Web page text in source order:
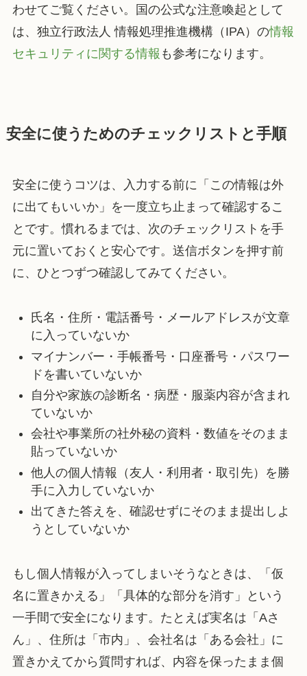
わせてご覧ください。国の公式な注意喚起として
は、独立行政法人 情報処理推進機構（IPA）の情報
セキュリティに関する情報 も参考になります。
安全に使うためのチェックリストと手順
安全に使うコツは、入力する前に「この情報は外
に出てもいいか」を一度立ち止まって確認するこ
とです。慣れるまでは、次のチェックリストを手
元に置いておくと安心です。送信ボタンを押す前
に、ひとつずつ確認してみてください。
氏名・住所・電話番号・メールアドレスが文章
に入っていないか
マイナンバー・手帳番号・口座番号・パスワー
ドを書いていないか
自分や家族の診断名・病歴・服薬内容が含まれ
ていないか
会社や事業所の社外秘の資料・数値をそのまま
貼っていないか
他人の個人情報（友人・利用者・取引先）を勝
手に入力していないか
出てきた答えを、確認せずにそのまま提出しよ
うとしていないか
もし個人情報が入ってしまいそうなときは、「仮
名に置きかえる」「具体的な部分を消す」という
一手間で安全になります。たとえば実名は「Aさ
ん」、住所は「市内」、会社名は「ある会社」に
置きかえてから質問すれば、内容を保ったまま個